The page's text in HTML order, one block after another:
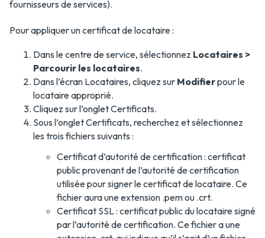
fournisseurs de services).
Pour appliquer un certificat de locataire :
Dans le centre de service, sélectionnez Locataires >
Parcourir les locataires.
Dans l’écran Locataires, cliquez sur Modifierpour le
locataire approprié.
Cliquez sur l’onglet Certificats.
Sous l’onglet Certificats, recherchez et sélectionnez
les trois fichiers suivants :
Certificat d’autorité de certification : certificat
public provenant de l’autorité de certification
utilisée pour signer le certificat de locataire. Ce
fichier aura une extension .pem ou .crt.
Certificat SSL : certificat public du locataire signé
par l’autorité de certification. Ce fichier a une